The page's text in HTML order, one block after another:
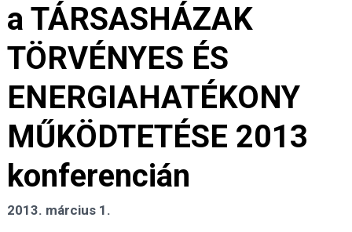
a TÁRSASHÁZAK
TÖRVÉNYES ÉS
ENERGIAHATÉKONY
MŰKÖDTETÉSE 2013
konferencián
2013. március 1.